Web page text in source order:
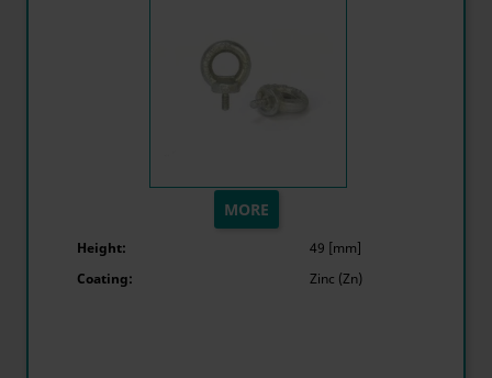
MORE
Height:
49 [mm]
Coating:
Zinc (Zn)